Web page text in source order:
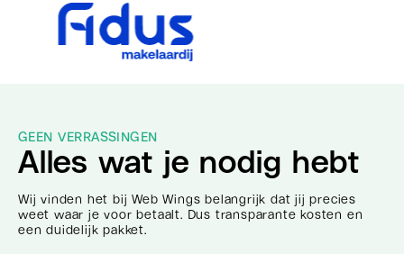
GEEN VERRASSINGEN
Alles wat je nodig hebt
Wij vinden het bij Web Wings belangrijk dat jij precies
weet waar je voor betaalt. Dus transparante kosten en
een duidelijk pakket.